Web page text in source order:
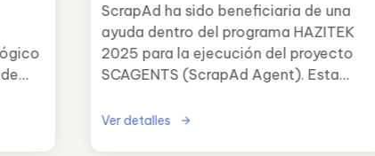
ScrapAd ha sido beneficiaria de una
ayuda dentro del programa HAZITEK
2025 para la ejecución del proyecto
SCAGENTS (ScrapAd Agent). Esta
Departamento de Industria, Transición
Ver detalles